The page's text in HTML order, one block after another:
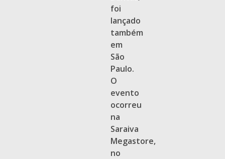
foi
lançado
também
em
São
Paulo.
O
evento
ocorreu
na
Saraiva
Megastore,
no